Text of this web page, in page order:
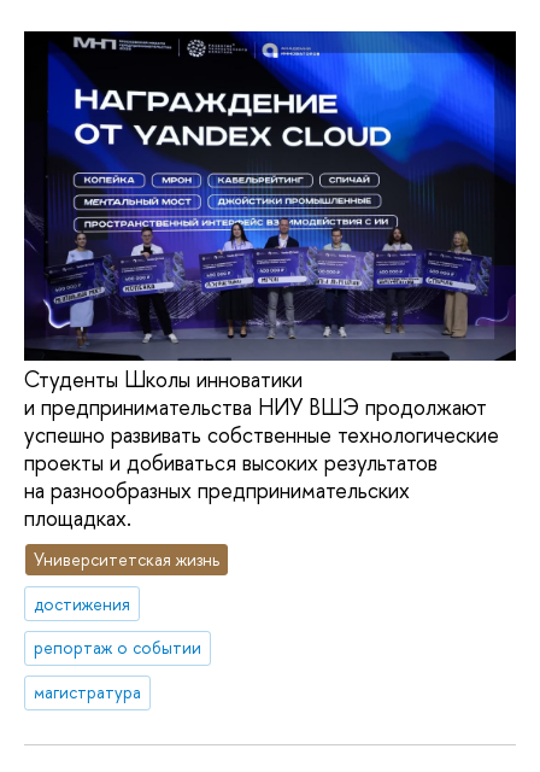
Студенты Школы инноватики
и предпринимательства НИУ ВШЭ продолжают
успешно развивать собственные технологические
проекты и добиваться высоких результатов
на разнообразных предпринимательских
площадках.
Университетская жизнь
достижения
репортаж о событии
магистратура